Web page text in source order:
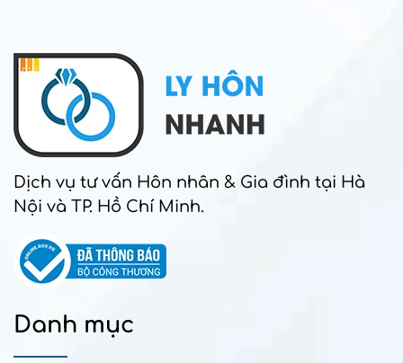
Dịch vụ tư vấn Hôn nhân & Gia đình tại Hà
Nội và TP. Hồ Chí Minh.
Danh mục